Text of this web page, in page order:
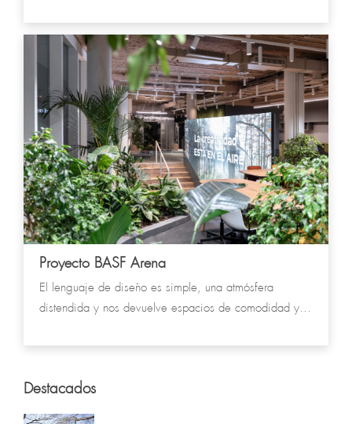
Proyecto BASF Arena
El lenguaje de diseño es simple, una atmósfera
distendida y nos devuelve espacios de comodidad y
incorporación de la naturaleza.
Destacados